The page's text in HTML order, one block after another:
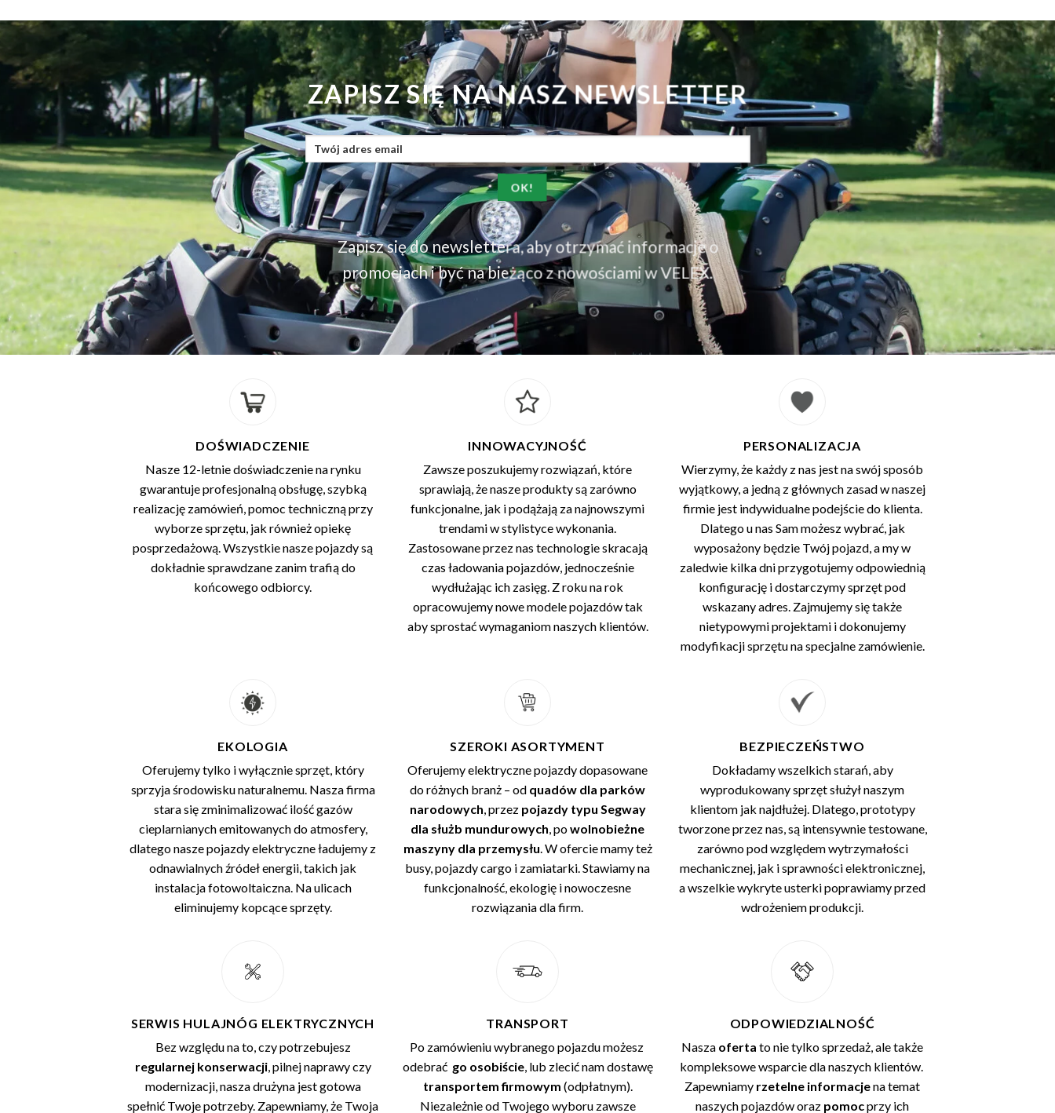
ZAPISZ SIĘ NA NASZ NEWSLETTER
Zapisz się do newslettera, aby otrzymać informacje o
promocjach i być na bieżąco z nowościami w VELEX.
DOŚWIADCZENIE
Nasze 12-letnie doświadczenie na rynku
gwarantuje profesjonalną obsługę, szybką
realizację zamówień, pomoc techniczną przy
wyborze sprzętu, jak również opiekę
posprzedażową. Wszystkie nasze pojazdy są
dokładnie sprawdzane zanim trafią do
końcowego odbiorcy.
INNOWACYJNOŚĆ
Zawsze poszukujemy rozwiązań, które
sprawiają, że nasze produkty są zarówno
funkcjonalne, jak i podążają za najnowszymi
trendami w stylistyce wykonania.
Zastosowane przez nas technologie skracają
czas ładowania pojazdów, jednocześnie
wydłużając ich zasięg. Z roku na rok
opracowujemy nowe modele pojazdów tak
aby sprostać wymaganiom naszych klientów.
PERSONALIZACJA
Wierzymy, że każdy z nas jest na swój sposób
wyjątkowy, a jedną z głównych zasad w naszej
firmie jest indywidualne podejście do klienta.
Dlatego u nas Sam możesz wybrać, jak
wyposażony będzie Twój pojazd, a my w
zaledwie kilka dni przygotujemy odpowiednią
konfigurację i dostarczymy sprzęt pod
wskazany adres. Zajmujemy się także
nietypowymi projektami i dokonujemy
modyfikacji sprzętu na specjalne zamówienie.
EKOLOGIA
Oferujemy tylko i wyłącznie sprzęt, który
sprzyja środowisku naturalnemu. Nasza firma
stara się zminimalizować ilość gazów
cieplarnianych emitowanych do atmosfery,
dlatego nasze pojazdy elektryczne ładujemy z
odnawialnych źródeł energii, takich jak
instalacja fotowoltaiczna. Na ulicach
eliminujemy kopcące sprzęty.
SZEROKI ASORTYMENT
Oferujemy elektryczne pojazdy dopasowane
do różnych branż – od quadów dla parków
narodowych , przez pojazdy typu Segway
dla służb mundurowych , powolnobieżne
maszyny dla przemysłu . W ofercie mamy też
busy, pojazdy cargo i zamiatarki. Stawiamy na
funkcjonalność, ekologię i nowoczesne
rozwiązania dla firm.
BEZPIECZEŃSTWO
Dokładamy wszelkich starań, aby
wyprodukowany sprzęt służył naszym
klientom jak najdłużej. Dlatego, prototypy
tworzone przez nas, są intensywnie testowane,
zarówno pod względem wytrzymałości
mechanicznej, jak i sprawności elektronicznej,
a wszelkie wykryte usterki poprawiamy przed
wdrożeniem produkcji.
SERWIS HULAJNÓG ELEKTRYCZNYCH
Bez względu na to, czy potrzebujesz
regularnej konserwacji, pilnej naprawy czy
modernizacji, nasza drużyna jest gotowa
spełnić Twoje potrzeby. Zapewniamy, że Twoja
TRANSPORT
Po zamówieniu wybranego pojazdu możesz
odebraćgo osobiście, lub zlecić nam dostawę
transportem firmowym (odpłatnym).
Niezależnie od Twojego wyboru zawsze
ODPOWIEDZIALNOŚĆ
Nasza oferta to nie tylko sprzedaż, ale także
kompleksowe wsparcie dla naszych klientów.
Zapewniamy rzetelne informacjena temat
naszych pojazdów oraz pomocprzy ich